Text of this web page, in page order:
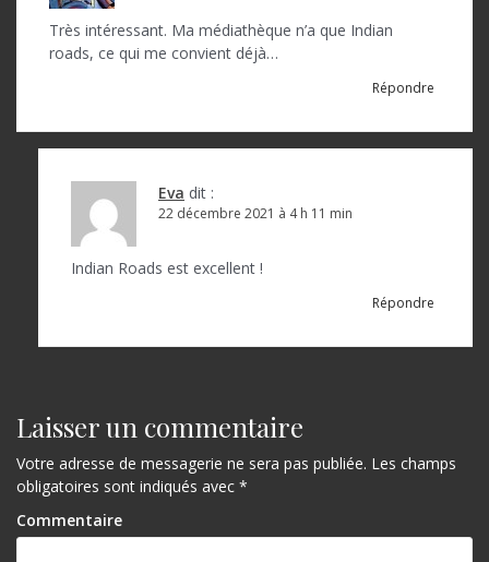
Très intéressant. Ma médiathèque n’a que Indian
roads, ce qui me convient déjà…
Répondre
Eva dit :
22 décembre 2021 à 4 h 11 min
Indian Roads est excellent !
Répondre
Laisser un commentaire
Votre adresse de messagerie ne sera pas publiée. Les champs
obligatoires sont indiqués avec *
Commentaire